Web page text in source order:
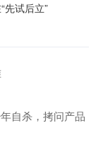
先试后立”
自杀，拷问产品